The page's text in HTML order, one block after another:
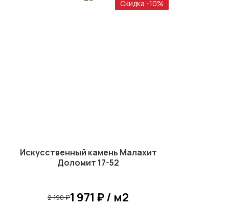
Скидка -10%
Искусственный камень Малахит
Доломит 17-52
2 190 ₽1 971 ₽ / м2